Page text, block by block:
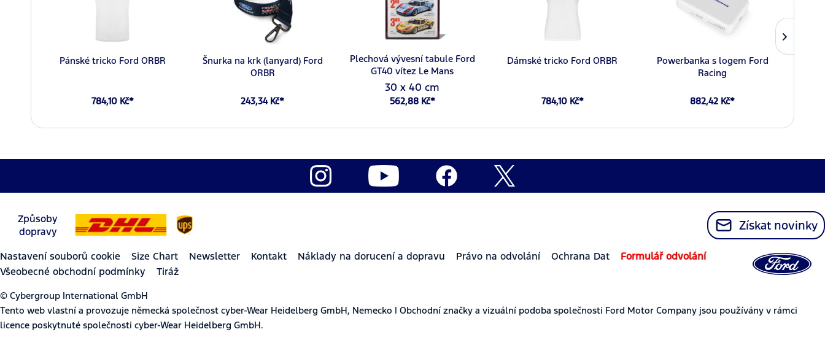
Pánské tricko Ford ORBR
784,10 Kč*
Šnurka na krk (lanyard) Ford
ORBR
243,34 Kč*
Plechová vývesní tabule Ford
GT40 vítez Le Mans
30 x 40 cm
562,88 Kč*
Dámské tricko Ford ORBR
784,10 Kč*
Powerbanka s logem Ford
Racing
882,42 Kč*
Způsoby
dopravy
Získat novinky
Nastavení souborů cookie Size Chart Newsletter Kontakt Náklady na dorucení a dopravu Právo na odvolání Ochrana Dat
Formulář odvolání
Všeobecné obchodní podmínky
Tiráž
© Cybergroup International GmbH
Tento web vlastní a provozuje německá společnost cyber-Wear Heidelberg GmbH, Nemecko | Obchodní značky a vizuální podoba společnosti Ford Motor Company jsou používány v rámci
licence poskytnuté společnosti cyber-Wear Heidelberg GmbH.